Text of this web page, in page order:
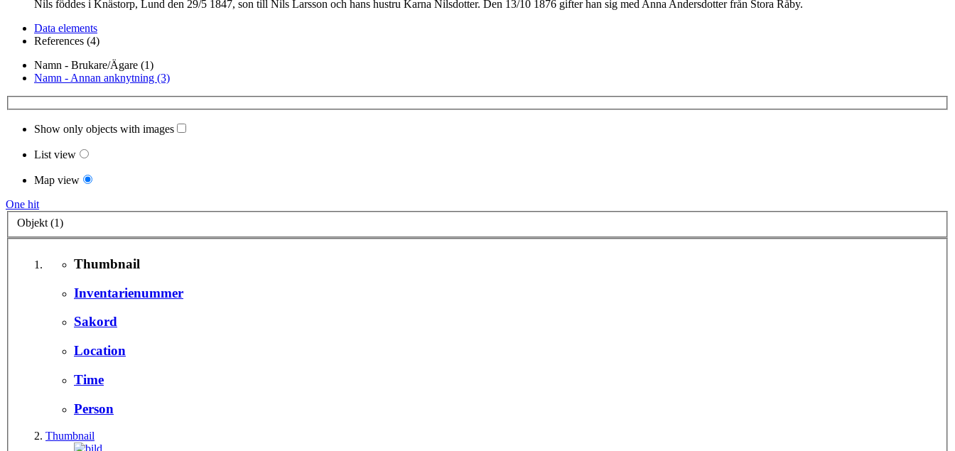
Nils föddes i Knästorp, Lund den 29/5 1847, son till Nils Larsson och hans hustru Karna Nilsdotter. Den 13/10 1876 gifter han sig med Anna Andersdotter från Stora Råby.
Data elements
References (4)
Namn - Brukare/Ägare (1)
Namn - Annan anknytning (3)
Show only objects with images
List view
Map view
One hit
Objekt (1)
Thumbnail
Inventarienummer
Sakord
Location
Time
Person
Thumbnail